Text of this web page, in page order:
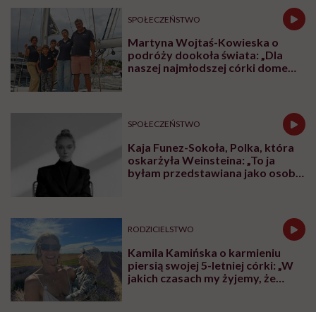
szpitalach, o potrzebie bliskości, komunikacji i o tym,
dlaczego rodzic nie może czuć się tam jak intruz.
Posłuchajpodcastu
Posłuchaj nas również na:
YouTube Spotify
To również rozmowa o bardzo konkretnych
rozwiązaniach, które zmieniają polskie szpitale:
Domach Ronalda McDonalda, pokojach rodzinnych i
tysiącach łóżek dla rodziców, dzięki którym opieka nad
dzieckiem staje się bardziej ludzka. Bo kiedy choruje